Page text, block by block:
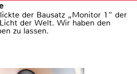
der Bausatz „Monitor 1“ der
der Welt. Wir haben den
zu lassen.